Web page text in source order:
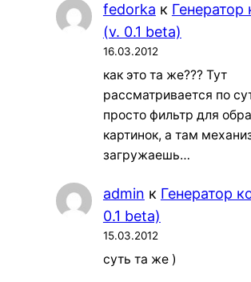
fedorka к
(v. 0.1 beta)
16.03.2012
как это та же??? Тут
рассматривается по
просто фильтр для
картинок, а там
загружаешь…
admin к Генератор
0.1 beta)
15.03.2012
суть та же )